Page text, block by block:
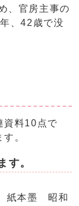
、官房主事の
、42歳で没
資料10点で
。
す。
紙本墨 昭和